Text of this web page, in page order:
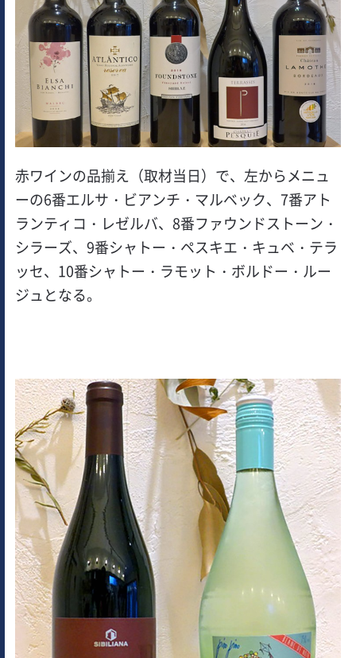
赤ワインの品揃え（取材当日）で、左からメニュ
ーの6番エルサ・ビアンチ・マルベック、7番アト
ランティコ・レゼルバ、8番ファウンドストーン・
シラーズ、9番シャトー・ペスキエ・キュベ・テラ
ッセ、10番シャトー・ラモット・ボルドー・ルー
ジュとなる。